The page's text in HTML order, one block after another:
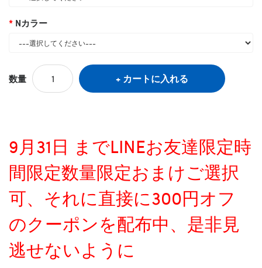
Nカラー
数量 カートに入れる
9月31日 までLINEお友達限定時
間限定数量限定おまけご選択
可、それに直接に300円オフ
のクーポンを配布中、是非見
逃せないように